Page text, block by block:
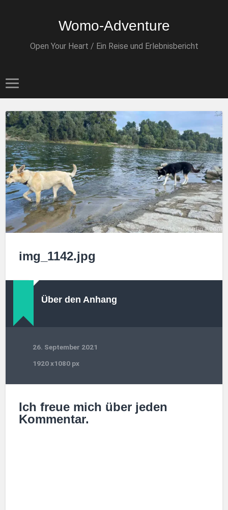
Womo-Adventure
Open Your Heart / Ein Reise und Erlebnisbericht
img_1142.jpg
Über den Anhang
26. September 2021
1920x1080 px
Ich freue mich über jeden
Kommentar.